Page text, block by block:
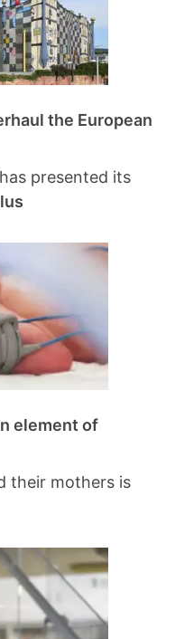
the European
presented its
element of
their mothers is